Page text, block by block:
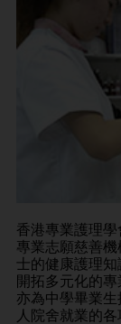
香港專業護理
專業志願慈善
士的健康護理
開拓多元化的
亦為中學畢業
人院舍就業的各